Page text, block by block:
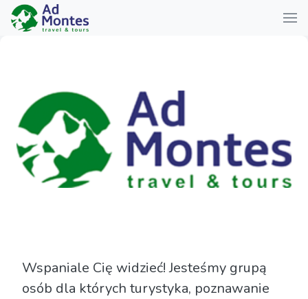
Wspaniale Cię widzieć! Jesteśmy grupą
osób dla których turystyka, poznawanie